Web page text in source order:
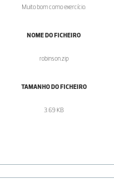
Muito bom como exercício.
NOME DO FICHEIRO
robinson.zip
TAMANHO DO FICHEIRO
3.69 KB